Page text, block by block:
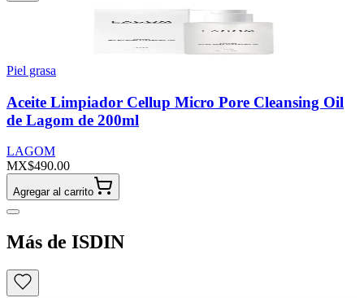
Piel grasa
Aceite Limpiador Cellup Micro Pore Cleansing Oil
de Lagom de 200ml
LAGOM
MX$490.00
Agregar al carrito
Más de ISDIN